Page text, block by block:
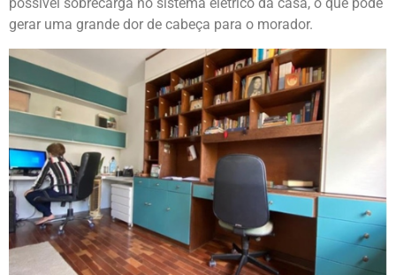
possível sobrecarga no sistema elétrico da casa, o que pode
gerar uma grande dor de cabeça para o morador.